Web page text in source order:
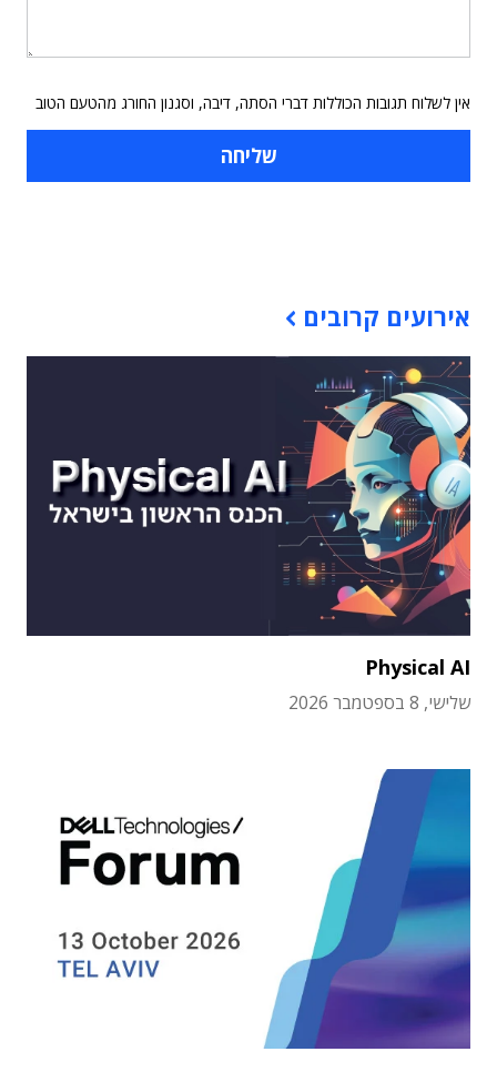
אין לשלוח תגובות הכוללות דברי הסתה, דיבה, וסגנון החורג מהטעם הטוב
אירועים קרובים
Physical AI
שלישי, 8 בספטמבר 2026